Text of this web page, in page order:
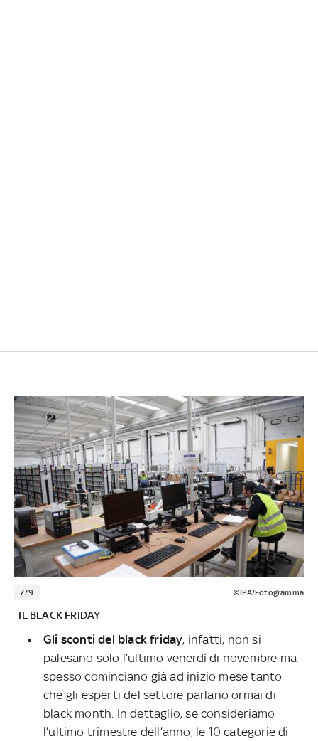
7/9 ©IPA/Fotogramma
IL BLACK FRIDAY
Gli sconti del black friday, infatti, non si
palesano solo l’ultimo venerdì di novembre ma
spesso cominciano già ad inizio mese tanto
che gli esperti del settore parlano ormai di
black month. In dettaglio, se consideriamo
l’ultimo trimestre dell’anno, le 10 categorie di